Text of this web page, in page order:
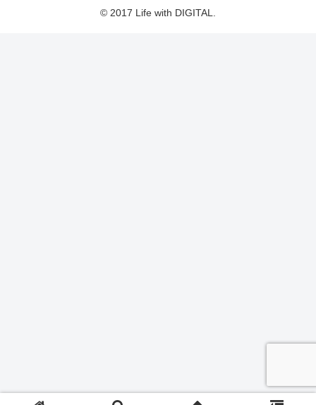
© 2017 Life with DIGITAL.